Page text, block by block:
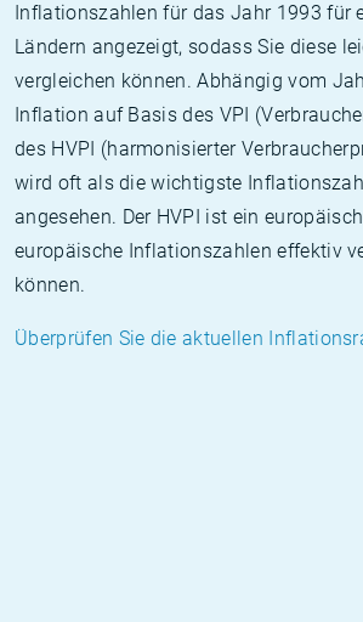
Inflationszahlen für das Jahr 1993 für
Ländern angezeigt, sodass Sie diese
vergleichen können. Abhängig vom
Inflation auf Basis des VPI
des HVPI (harmonisierter
wird oft als die wichtigste
angesehen. Der HVPI ist ein
europäische Inflationszahlen effektiv
können.
Überprüfen Sie die aktuellen